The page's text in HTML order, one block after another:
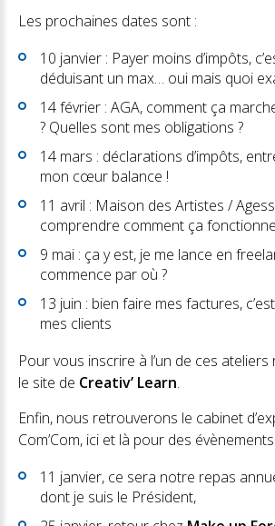
Les prochaines dates sont :
10 janvier : Payer moins d’impôts,
déduisant un max… oui mais quoi
14 février : AGA, comment ça
? Quelles sont mes obligations ?
14 mars : déclarations d’impôts,
mon cœur balance !
11 avril : Maison des Artistes /
comprendre comment ça fonctionne
9 mai : ça y est, je me lance en
commence par où ?
13 juin : bien faire mes factures,
mes clients
Pour vous inscrire à l’un de ces
le site de Creativ’ Learn.
Enfin, nous retrouverons le cabinet
Com’Com, ici et là pour des
11 janvier, ce sera notre repas
dont je suis le Président,